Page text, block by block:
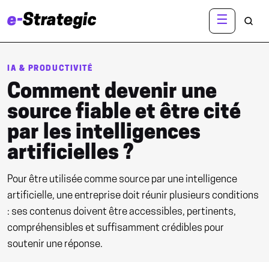
e-Strategic ☰
IA & PRODUCTIVITÉ
Comment devenir une
source fiable et être cité
par les intelligences
artificielles ?
Pour être utilisée comme source par une intelligence
artificielle, une entreprise doit réunir plusieurs conditions
: ses contenus doivent être accessibles, pertinents,
compréhensibles et suffisamment crédibles pour
soutenir une réponse.